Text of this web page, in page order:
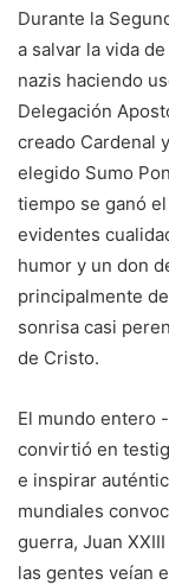
Durante la
a salvar la vida
nazis haciendo
Delegación
creado Cardenal
elegido Sumo
tiempo se ganó el
evidentes
humor y un don
principalmente
sonrisa casi
de Cristo.
El mundo entero
convirtió en
e inspirar
mundiales
guerra, Juan
las gentes veían